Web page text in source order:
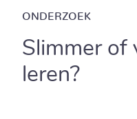
Slimmer of
leren?
ONDERZOEK